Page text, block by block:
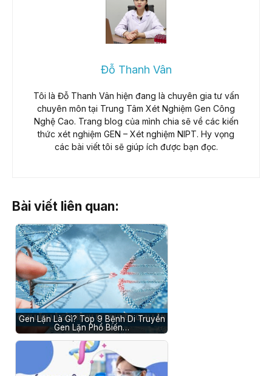
Đỗ Thanh Vân
Tôi là Đỗ Thanh Vân hiện đang là chuyên gia tư vấn
chuyên môn tại Trung Tâm Xét Nghiệm Gen Công
Nghệ Cao. Trang blog của mình chia sẽ về các kiến
thức xét nghiệm GEN – Xét nghiệm NIPT. Hy vọng
các bài viết tôi sẽ giúp ích được bạn đọc.
Bài viết liên quan:
Gen Lặn Là Gì? Top 9 Bệnh Di Truyền
Gen Lặn Phổ Biến…